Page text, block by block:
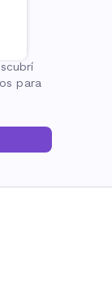
para